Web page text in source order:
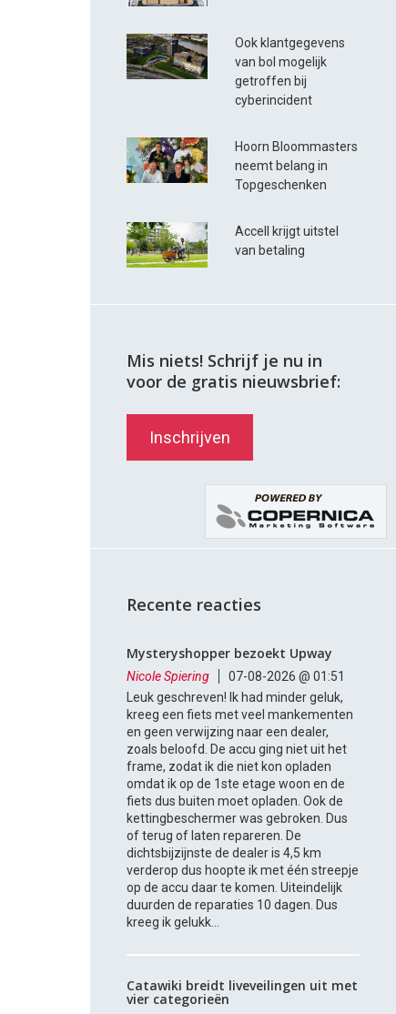
Ook klantgegevens
van bol mogelijk
getroffen bij
cyberincident
Hoorn Bloommasters
neemt belang in
Topgeschenken
Accell krijgt uitstel
van betaling
Mis niets! Schrijf je nu in
voor de gratis nieuwsbrief:
Inschrijven
Recente reacties
Mysteryshopper bezoekt Upway
Nicole Spiering
07-08-2026 @ 01:51
Leuk geschreven! Ik had minder geluk,
kreeg een fiets met veel mankementen
en geen verwijzing naar een dealer,
zoals beloofd. De accu ging niet uit het
frame, zodat ik die niet kon opladen
omdat ik op de 1ste etage woon en de
fiets dus buiten moet opladen. Ook de
kettingbeschermer was gebroken. Dus
of terug of laten repareren. De
dichtsbijzijnste de dealer is 4,5 km
verderop dus hoopte ik met één streepje
op de accu daar te komen. Uiteindelijk
duurden de reparaties 10 dagen. Dus
kreeg ik gelukk...
Catawiki breidt liveveilingen uit met
vier categorieën